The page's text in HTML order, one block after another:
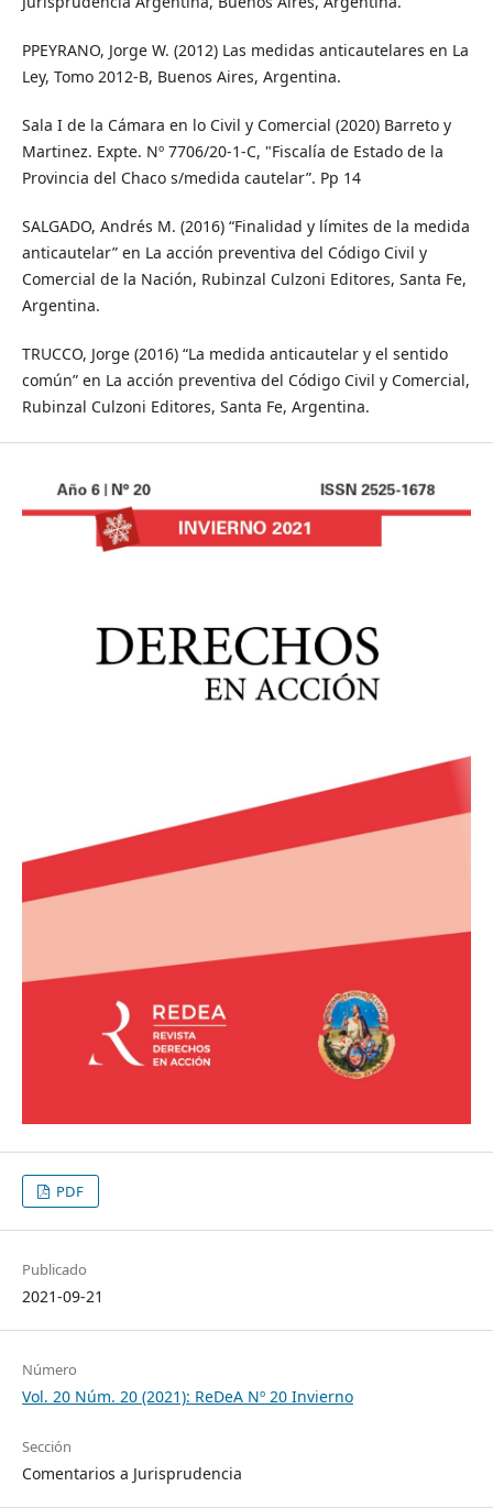
PPEYRANO, Jorge W. (2012) Las medidas anticautelares en La
Ley, Tomo 2012-B, Buenos Aires, Argentina.
Sala I de la Cámara en lo Civil y Comercial (2020) Barreto y
Martinez. Expte. Nº 7706/20-1-C, "Fiscalía de Estado de la
Provincia del Chaco s/medida cautelar”. Pp 14
SALGADO, Andrés M. (2016) “Finalidad y límites de la medida
anticautelar” en La acción preventiva del Código Civil y
Comercial de la Nación, Rubinzal Culzoni Editores, Santa Fe,
Argentina.
TRUCCO, Jorge (2016) “La medida anticautelar y el sentido
común” en La acción preventiva del Código Civil y Comercial,
Rubinzal Culzoni Editores, Santa Fe, Argentina.
PDF
Publicado
2021-09-21
Número
Vol. 20 Núm. 20 (2021): ReDeA Nº 20 Invierno
Sección
Comentarios a Jurisprudencia